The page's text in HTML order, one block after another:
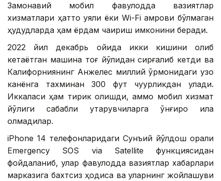
Замонавий мобил фавқулодда вазиятлар
хизматлари ҳатто уяли ёки Wi-Fi қамрови бўлмаган
ҳудудларда ҳам ёрдам чақириш имконини беради.
2022 йил декабрь ойида икки кишини олиб
кетаётган машина тоғ йўлидан сирғалиб кетди ва
Калифорниянинг Анжелес миллий ўрмонидаги узоқ
канёнга тахминан 300 фут чуқурликдан қулади.
Иккаласи ҳам тирик қолишди, аммо мобил хизмат
йўқлиги сабабли қутқарувчиларга қўнғироқ қила
олмадилар.
iPhone 14 телефонларидаги Сунъий йўлдош орқали
Emergency SOS via Satellite функциясидан
фойдаланиб, улар фавқулодда вазиятлар хабарлари
марказига бахтсиз ҳодиса ва уларнинг жойлашуви